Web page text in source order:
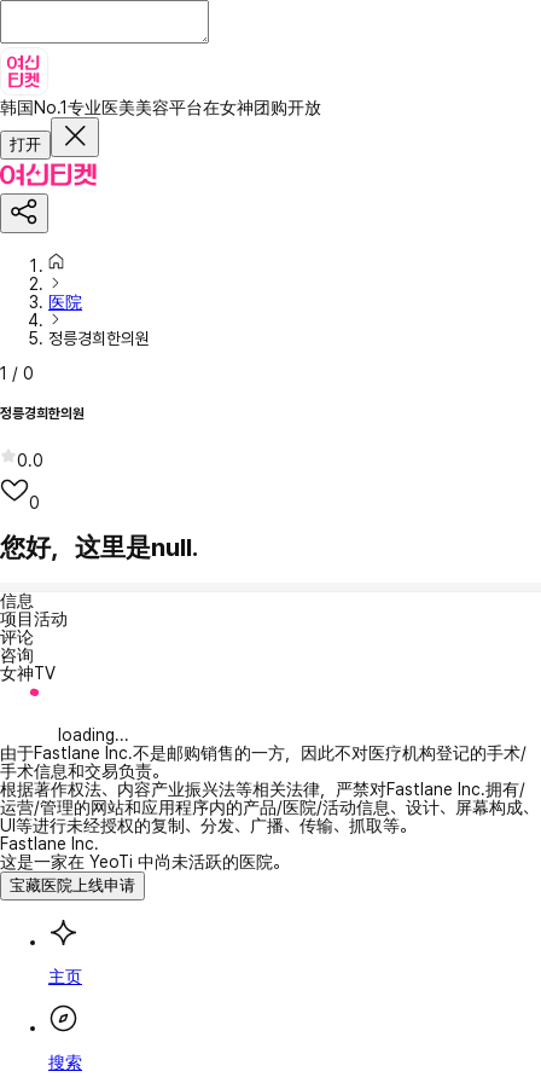
韩国No.1专业医美美容平台在女神团购开放
打开
医院
정릉경희한의원
1 / 0
정릉경희한의원
0.0
0
您好，这里是null.
信息
项目活动
评论
咨询
女神TV
loading...
由于Fastlane Inc.不是邮购销售的一方，因此不对医疗机构登记的手术/
手术信息和交易负责。
根据著作权法、内容产业振兴法等相关法律，严禁对Fastlane Inc.拥有/
运营/管理的网站和应用程序内的产品/医院/活动信息、设计、屏幕构成、
UI等进行未经授权的复制、分发、广播、传输、抓取等。
Fastlane Inc.
这是一家在 YeoTi 中尚未活跃的医院。
宝藏医院上线申请
主页
搜索